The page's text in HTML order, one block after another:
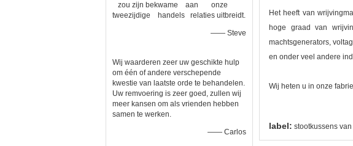
zou zijn bekwame aan onze
tweezijdige handels relaties uitbreidt.
—— Steve
Wij waarderen zeer uw geschikte hulp
om één of andere verschepende
kwestie van laatste orde te behandelen.
Uw remvoering is zeer goed, zullen wij
meer kansen om als vrienden hebben
samen te werken.
—— Carlos
Het heeftvan
hoge graad van
machtsgenerators,
en onder veel andere
Wij heten u in onze
label: stootkussens